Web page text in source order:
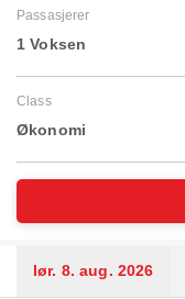
Passasjerer
1 Voksen
Class
Økonomi
lør. 8. aug. 2026